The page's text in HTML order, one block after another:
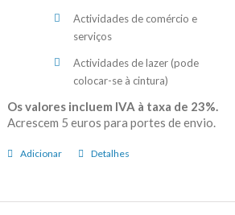
Actividades de comércio e
serviços
Actividades de lazer (pode
colocar-se à cintura)
Os valores incluem IVA à taxa de 23%.
Acrescem 5 euros para portes de envio.
Adicionar Detalhes